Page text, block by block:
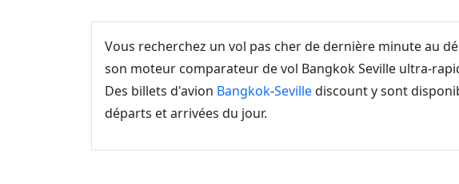
Vous recherchez un vol pas cher de dernière minute au
son moteur comparateur de vol Bangkok Seville ultra-
Des billets d'avion Bangkok-Sevillediscount y sont
départs et arrivées du jour.